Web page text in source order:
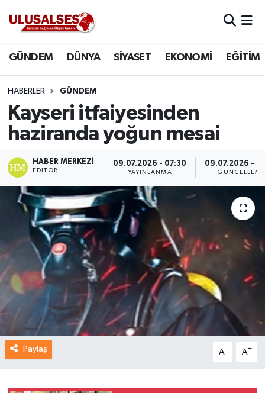
GÜNDEM DÜNYA SİYASET EKONOMİ EĞİTİM
HABERLER GÜNDEM
Kayseri itfaiyesinden
haziranda yoğun mesai
HABER MERKEZI
EDITÖR
09.07.2026 - 07:30
YAYINLANMA
09.07.2026 -
GÜNCELLEME
Paylaş A- A+
DÜNYA
SİYASET
EKONOMİ
EĞİTİM
SAĞLIK
MAGAZİN
SPOR
Trafik Durumu
Süper Lig Puan Durumu ve Fikstür
Tüm Manşetler
Son Dakika Haberleri
Haber Arşivi